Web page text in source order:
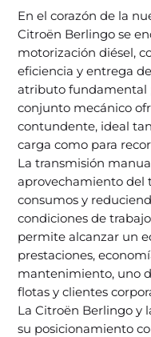
En el corazón de la
Citroën Berlingo se
motorización diésel,
eficiencia y entrega
atributo fundamental
conjunto mecánico
contundente, ideal
carga como para
La transmisión
aprovechamiento del
consumos y
condiciones de
permite alcanzar un
prestaciones,
mantenimiento, uno
flotas y clientes
La Citroën Berlingo y
su posicionamiento